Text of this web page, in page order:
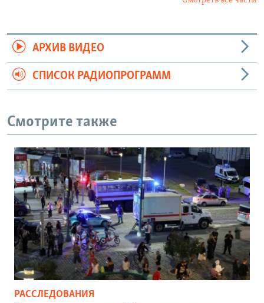
АРХИВ ВИДЕО
СПИСОК РАДИОПРОГРАММ
Смотрите также
РАССЛЕДОВАНИЯ